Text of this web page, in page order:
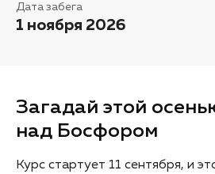
Дата забега
1 ноября 2026
Загадай этой
над Босфором
Курс стартует 11 сентября, и